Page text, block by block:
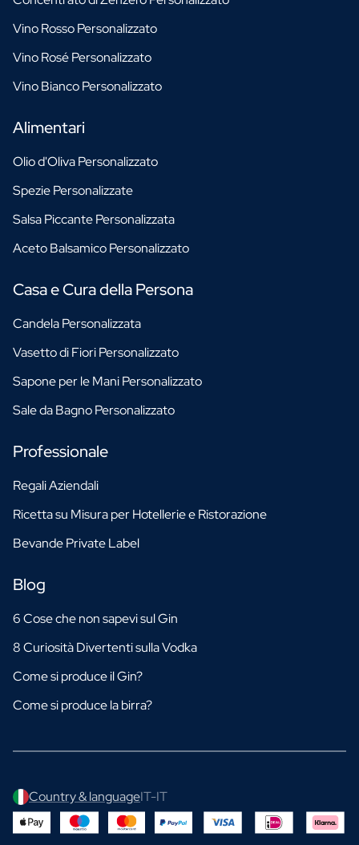
Vino Rosso Personalizzato
Vino Rosé Personalizzato
Vino Bianco Personalizzato
Alimentari
Olio d'Oliva Personalizzato
Spezie Personalizzate
Salsa Piccante Personalizzata
Aceto Balsamico Personalizzato
Casa e Cura della Persona
Candela Personalizzata
Vasetto di Fiori Personalizzato
Sapone per le Mani Personalizzato
Sale da Bagno Personalizzato
Professionale
Regali Aziendali
Ricetta su Misura per Hotellerie e Ristorazione
Bevande Private Label
Blog
6 Cose che non sapevi sul Gin
8 Curiosità Divertenti sulla Vodka
Come si produce il Gin?
Come si produce la birra?
Country & languageIT-IT